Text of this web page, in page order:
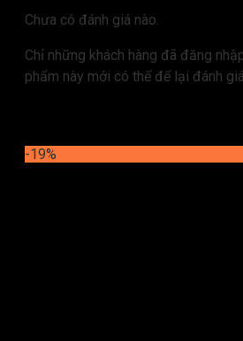
Chưa có đánh giá nào.
Chỉ những khách hàng đã đăng
phẩm này mới có thể để lại đánh
-19%